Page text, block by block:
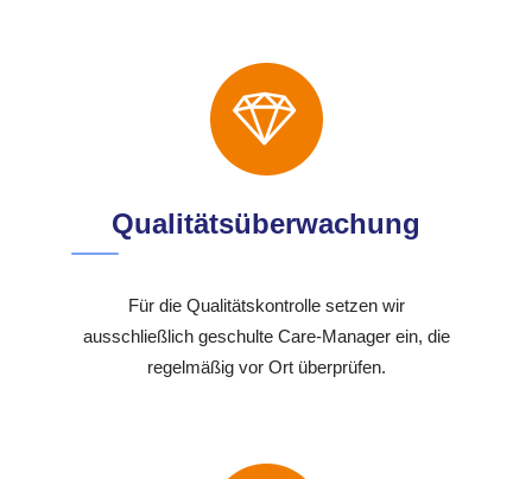
Qualitätsüberwachung
Für die Qualitätskontrolle setzen wir
ausschließlich geschulte Care-Manager ein, die
regelmäßig vor Ort überprüfen.